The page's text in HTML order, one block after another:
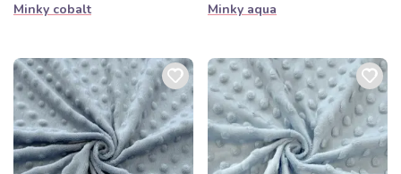
Minky cobalt Minky aqua